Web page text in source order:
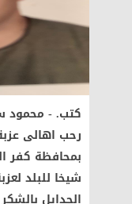
كتب. - محمود
رحب اهالى
بمحافظة كفر
شيخا للبلد